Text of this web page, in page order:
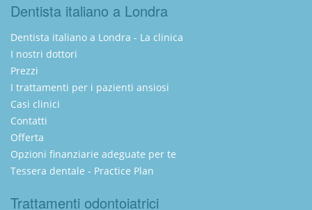
Dentista italiano a Londra
Dentista italiano a Londra - La clinica
I nostri dottori
Prezzi
I trattamenti per i pazienti ansiosi
Casi clinici
Contatti
Offerta
Opzioni finanziarie adeguate per te
Tessera dentale - Practice Plan
Trattamenti odontoiatrici